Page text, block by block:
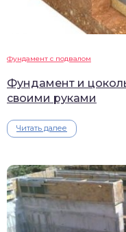
Фундамент с подвалом
Фундамент и
своими руками
Читать далее